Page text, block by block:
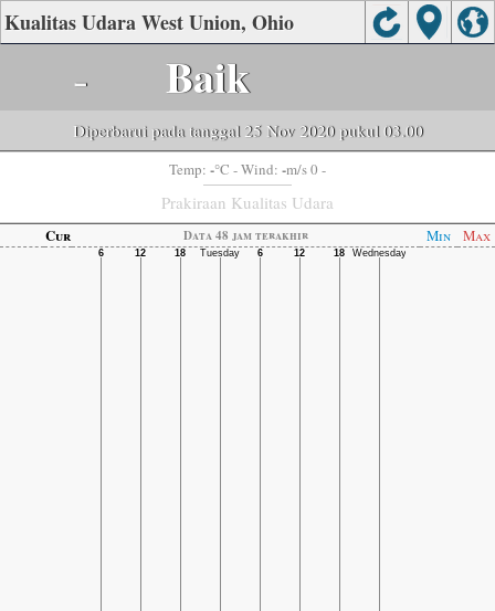
Kualitas Udara West Union, Ohio
- Baik
Diperbarui pada tanggal 25 Nov 2020 pukul 03.00
Temp: -°C - Wind: -m/s 0 -
Prakiraan Kualitas Udara
Cur Data 48 jam terakhir Min Max